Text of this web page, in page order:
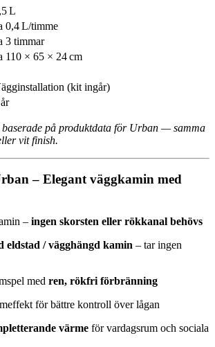
L
0,4 L/timme
3 timmar
110 × 65 × 24 cm
(kit ingår)
på produktdata för Urban — samma
vit finish.
– Elegant väggkamin med
– ingen skorsten eller rökkanal behövs
eldstad / vägghängd kamin – tar ingen
med ren, rökfri förbränning
för bättre kontroll över lågan
värme för vardagsrum och sociala